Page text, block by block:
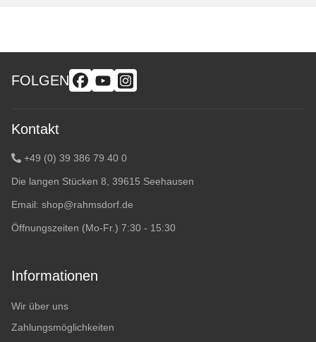
FOLGEN
Kontakt
+49 (0) 39 386 79 40 0
Die langen Stücken 8, 39615 Seehausen
Email: shop@rahmsdorf.de
Öffnungszeiten (Mo-Fr.) 7:30 - 15:30
Informationen
Wir über uns
Zahlungsmöglichkeiten